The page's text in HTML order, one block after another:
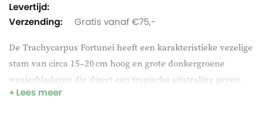
De Trachycarpus Fortunei heeft een karakteristieke vezelige
stam van circa 15–20 cm hoog en grote donkergroene
waaierbladeren die direct een tropische uitstraling geven.
Ook bekend als Chinese Waaierpalm, is dit één van de meest
Lees meer
Levertijd:
Verzending:
Gratis vanaf €75,-